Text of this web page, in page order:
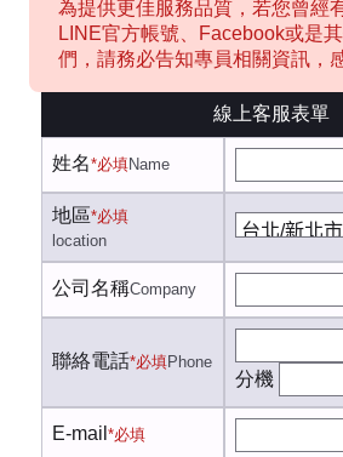
為提供更佳服務品質，若您曾經
LINE官方帳號、Facebook或是
們，請務必告知專員相關資訊，
線上客服表單
姓名*必填Name
地區*必填
location
公司名稱Company
聯絡電話*必填Phone
分機
E-mail *必填